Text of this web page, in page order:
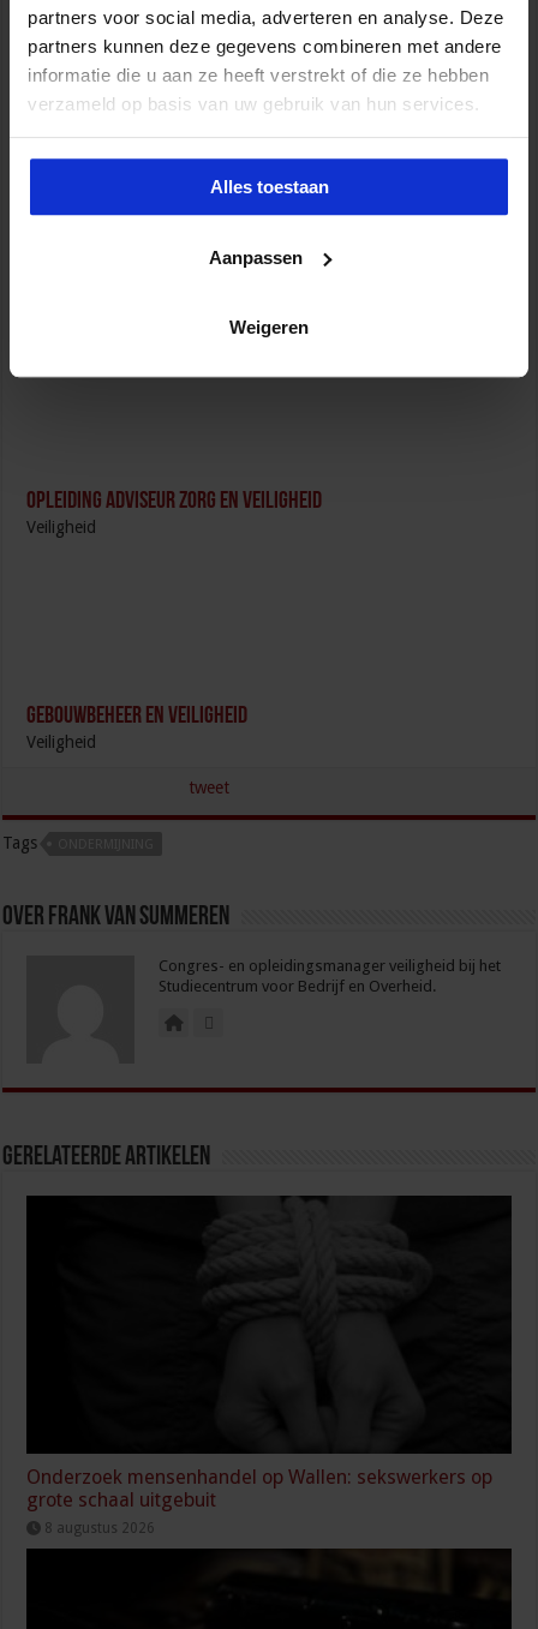
partners voor social media, adverteren en analyse. Deze
partners kunnen deze gegevens combineren met andere
informatie die u aan ze heeft verstrekt of die ze hebben
verzameld op basis van uw gebruik van hun services.
Alles toestaan
Aanpassen
Weigeren
Opleiding Personen met onbegrepen gedrag
Veiligheid
Opleiding Adviseur zorg en veiligheid
Veiligheid
Gebouwbeheer en veiligheid
Veiligheid
tweet
Tags
Over Frank van Summeren
Congres- en opleidingsmanager veiligheid bij het
Studiecentrum voor Bedrijf en Overheid.
Gerelateerde Artikelen
Onderzoek mensenhandel op Wallen: sekswerkers op
grote schaal uitgebuit
8 augustus 2026